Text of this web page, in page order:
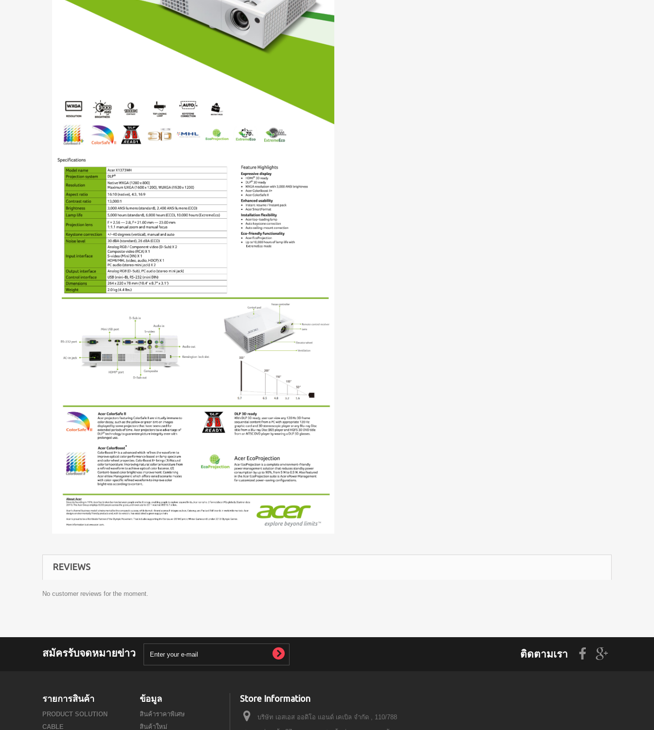
REVIEWS
No customer reviews for the moment.
สมัครรับจดหมายข่าว ติดตามเรา
รายการสินค้า
PRODUCT SOLUTION
CABLE
ข้อมูล
สินค้าราคาพิเศษ
สินค้าใหม่
Store Information
บริษัท เอสเอส ออดิโอ แอนด์ เคเบิล จำกัด , 110/788